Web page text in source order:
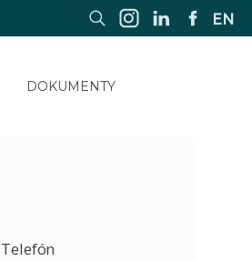
DOKUMENTY
EN
Telefón